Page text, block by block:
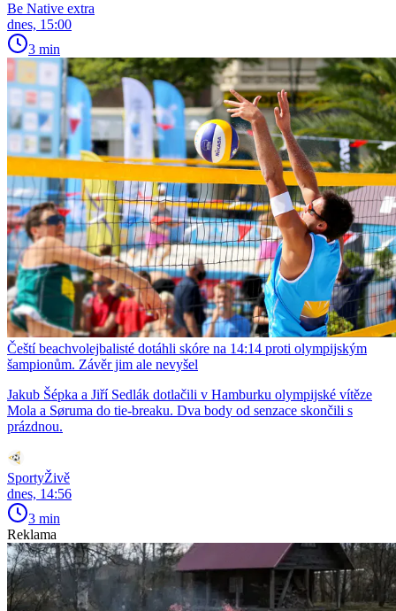
Be Native extra
dnes, 15:00
3 min
Čeští beachvolejbalisté dotáhli skóre na 14:14 proti olympijským
šampionům. Závěr jim ale nevyšel
Jakub Šépka a Jiří Sedlák dotlačili v Hamburku olympijské vítěze
Mola a Søruma do tie-breaku. Dva body od senzace skončili s
prázdnou.
SportyŽivě
dnes, 14:56
3 min
Reklama